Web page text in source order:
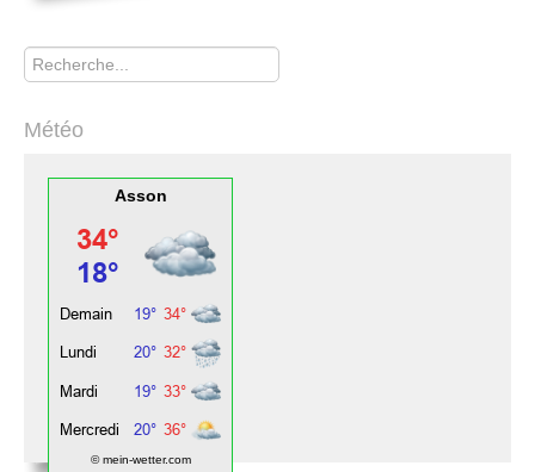
Rechercher
Météo
Asson
© mein-wetter.com